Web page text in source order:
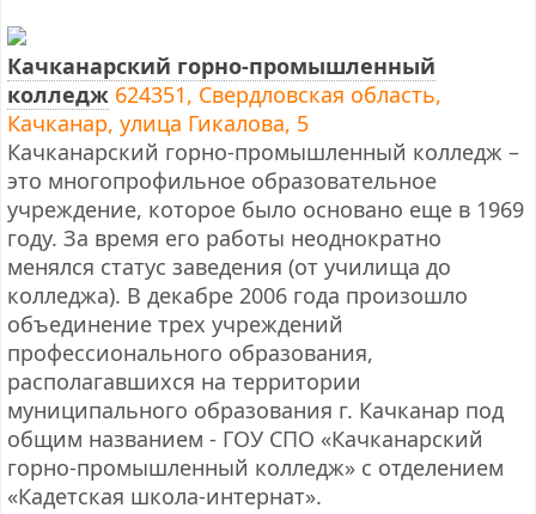
Качканарский горно-промышленный
колледж 624351, Свердловская область,
Качканар, улица Гикалова, 5
Качканарский горно-промышленный колледж –
это многопрофильное образовательное
учреждение, которое было основано еще в 1969
году. За время его работы неоднократно
менялся статус заведения (от училища до
колледжа). В декабре 2006 года произошло
объединение трех учреждений
профессионального образования,
располагавшихся на территории
муниципального образования г. Качканар под
общим названием - ГОУ СПО «Качканарский
горно-промышленный колледж» с отделением
«Кадетская школа-интернат».